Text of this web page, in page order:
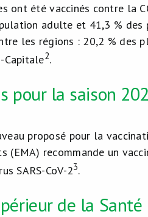
ont été vaccinés contre la
adulte et 41,3 %
les régions : 20,2 % des
Capitale2.
pour la saison
proposé pour la
(EMA) recommande un
SARS-CoV-23.
de la Santé